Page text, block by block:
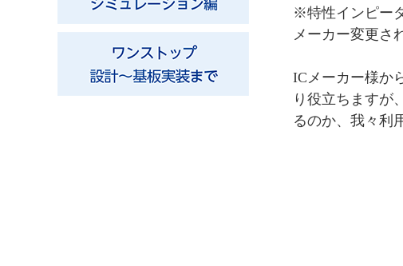
※特性インピー
メーカー変更さ
ICメーカー様か
り役立ちますが
るのか、我々利